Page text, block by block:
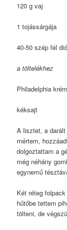
120 g vaj
1 tojássárgája
40-50 szép fél dió
a töltelékhez
Philadelphia
kéksajt
A lisztet, a
mértem,
dolgoztattam a
még néhány
egynemű
Két réteg
hűtőbe tettem
tölteni, de